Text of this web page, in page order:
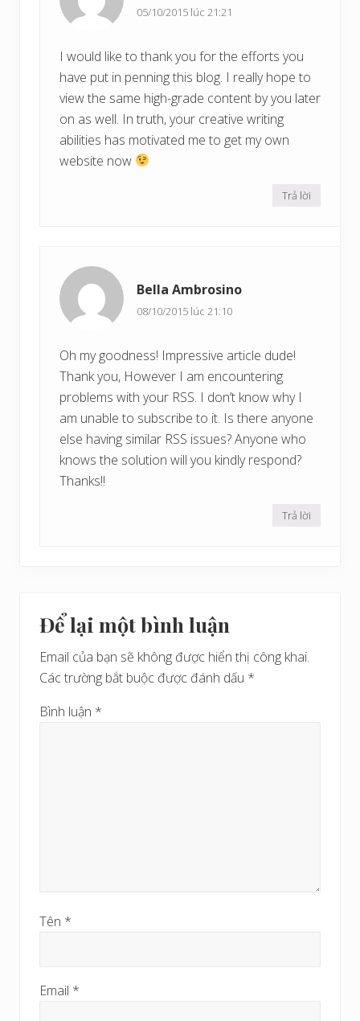
05/10/2015 lúc 21:21
I would like to thank you for the efforts you
have put in penning this blog. I really hope to
view the same high-grade content by you later
on as well. In truth, your creative writing
abilities has motivated me to get my own
website now
Trả lời
Bella Ambrosino
08/10/2015 lúc 21:10
Oh my goodness! Impressive article dude!
Thank you, However I am encountering
problems with your RSS. I don’t know why I
am unable to subscribe to it. Is there anyone
else having similar RSS issues? Anyone who
knows the solution will you kindly respond?
Thanks!!
Trả lời
Để lại một bình luận
Email của bạn sẽ không được hiển thị công khai.
Các trường bắt buộc được đánh dấu *
Bình luận *
Tên *
Email *